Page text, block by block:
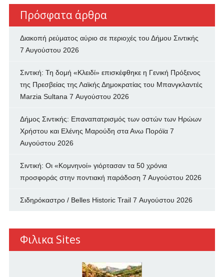
Πρόσφατα άρθρα
Διακοπή ρεύματος αύριο σε περιοχές του Δήμου Σιντικής
7 Αυγούστου 2026
Σιντική: Τη δομή «Κλειδί» επισκέφθηκε η Γενική Πρόξενος
της Πρεσβείας της Λαϊκής Δημοκρατίας του Μπανγκλαντές
Marzia Sultana 7 Αυγούστου 2026
Δήμος Σιντικής: Επαναπατρισμός των oστών των Ηρώων
Χρήστου και Ελένης Μαρούδη στα Ανω Πορόϊα 7
Αυγούστου 2026
Σιντική: Οι «Κομνηνοί» γιόρτασαν τα 50 χρόνια
προσφοράς στην ποντιακή παράδοση 7 Αυγούστου 2026
Σιδηρόκαστρο / Belles Historic Trail 7 Αυγούστου 2026
Φιλικα Sites